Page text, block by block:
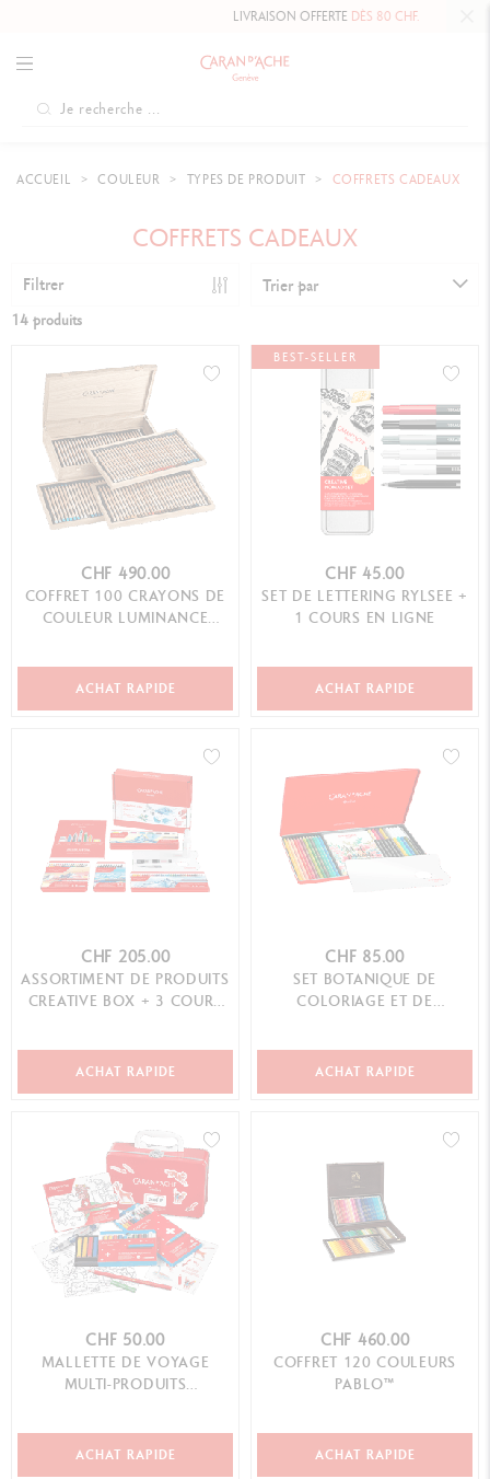
LIVRAISON OFFERTEDÈS 80 CHF.
ACCUEIL COULEUR TYPES DE PRODUIT COFFRETS CADEAUX
COFFRETS CADEAUX
Filtrer Trier par
14 produits
CHF 490.00
COFFRET 100 CRAYONS DE
COULEUR LUMINANCE
ACHAT RAPIDE
BEST-SELLER
CHF 45.00
SET DE LETTERING RYLSEE +
1 COURS EN LIGNE
ACHAT RAPIDE
CHF 205.00
ASSORTIMENT DE PRODUITS
CREATIVE BOX + 3 COURS
ACHAT RAPIDE
CHF 85.00
SET BOTANIQUE DE
COLORIAGE ET DE
ACHAT RAPIDE
CHF 50.00
MALLETTE DE VOYAGE
MULTI-PRODUITS
ACHAT RAPIDE
CHF 460.00
COFFRET 120 COULEURS
PABLO™
ACHAT RAPIDE